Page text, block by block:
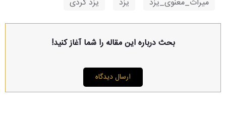
بحث درباره این مقاله را شما آغاز کنید!
ارسال دیدگاه